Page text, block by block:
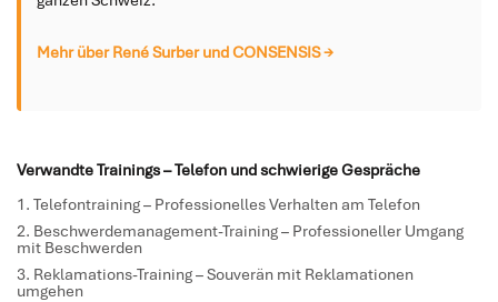
Mehr über René Surber und CONSENSIS →
Verwandte Trainings – Telefon und schwierige Gespräche
Telefontraining– Professionelles Verhalten am Telefon
Beschwerdemanagement-Training– Professioneller Umgang
mit Beschwerden
Reklamations-Training– Souverän mit Reklamationen
umgehen